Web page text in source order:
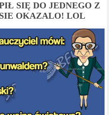
SIĘ DO JEDNEGO Z
OKAZALO! LOL